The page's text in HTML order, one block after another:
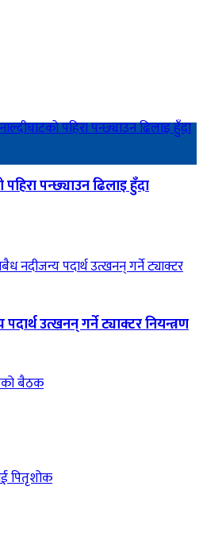
पहिरा पन्छ्याउन ढिलाइ हुँदा
पदार्थ उत्खनन् गर्ने ट्याक्टर नियन्त्रण